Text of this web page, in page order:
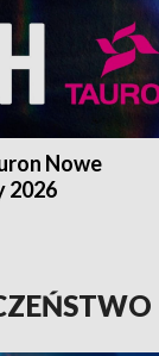
Nowe
2026